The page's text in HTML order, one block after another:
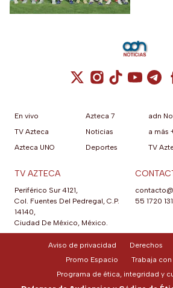
Cuenta de X /
Cuenta de
Cuenta
En vivo
TV Azteca
Azteca UNO
Azteca 7
Noticias
Deportes
adn
a más
TV
TV AZTECA
Periférico Sur 4121,
Col. Fuentes Del Pedregal, C.P.
14140,
Ciudad De México, México.
55 1720
Aviso de privacidad Derechos
Promo Espacio
Trabaja
Programa de ética, integridad y